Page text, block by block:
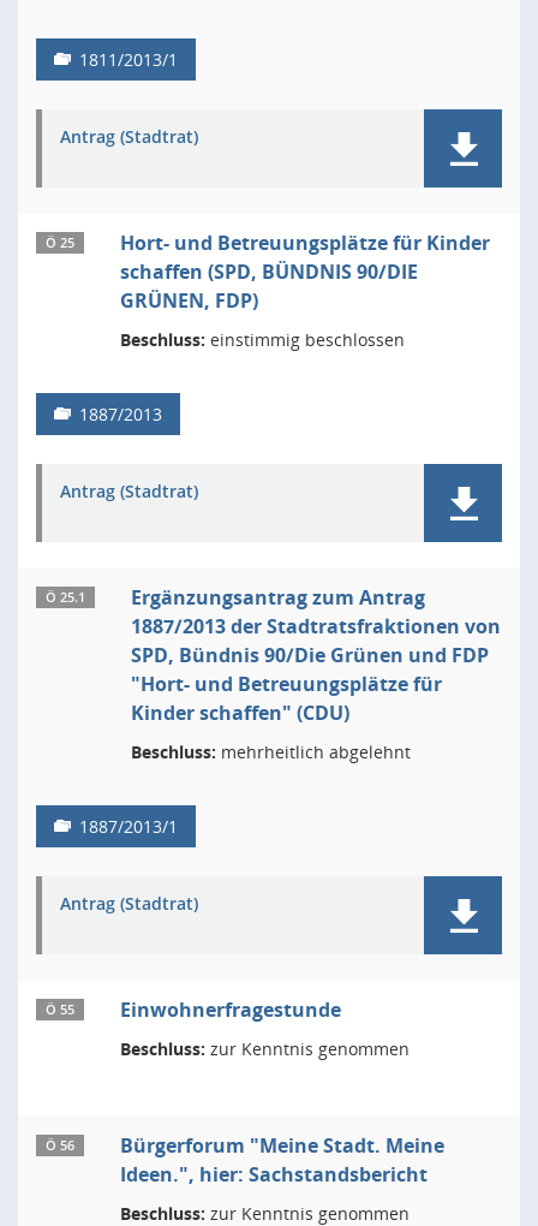
1811/2013/1
Antrag (Stadtrat)
Ö 25
Hort- und Betreuungsplätze für Kinder
schaffen (SPD, BÜNDNIS 90/DIE
GRÜNEN, FDP)
Beschluss: einstimmig beschlossen
1887/2013
Antrag (Stadtrat)
Ö 25.1
Ergänzungsantrag zum Antrag
1887/2013 der Stadtratsfraktionen von
SPD, Bündnis 90/Die Grünen und FDP
"Hort- und Betreuungsplätze für
Kinder schaffen" (CDU)
Beschluss: mehrheitlich abgelehnt
1887/2013/1
Antrag (Stadtrat)
Ö 55 Einwohnerfragestunde
Beschluss: zur Kenntnis genommen
Ö 56
Bürgerforum "Meine Stadt. Meine
Ideen.", hier: Sachstandsbericht
Beschluss: zur Kenntnis genommen